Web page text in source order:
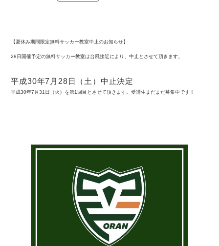
【夏休み期間限定無料サッカー教室中止のお知らせ】
28日開催予定の無料サッカー教室は台風接近により、中止とさせて頂きます。
平成30年7月28日（土）中止決定
平成30年7月31日（火）を第1回目とさせて頂きます。受講生まだまだ募集中です！